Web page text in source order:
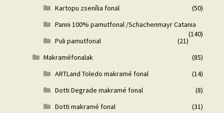
Kartopu zsenília fonal
(50)
Panni 100% pamutfonal /Schachenmayr Catania
(140)
Puli pamutfonal
(21)
Makraméfonalak
(85)
ARTLand Toledo makramé fonal
(14)
Dotti Degrade makramé fonal
(8)
Dotti makramé fonal
(31)